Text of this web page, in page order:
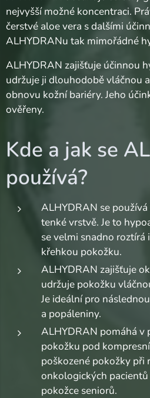
nejvyšší možné koncentraci.
čerstvé aloe vera s dalšími
ALHYDRANu tak mimořádné
ALHYDRAN zajišťuje účinnou
udržuje ji dlouhodobě vláčnou
obnovu kožní bariéry. Jeho
ověřeny.
Kde a jak se
používá?
ALHYDRAN se
tenké vrstvě. Je to
se velmi snadno roztírá
křehkou pokožku.
ALHYDRAN zajišťuje
udržuje pokožku
Je ideální pro
a popáleniny.
ALHYDRAN pomáhá v
pokožku pod
poškozené pokožky při
onkologických
pokožce seniorů.